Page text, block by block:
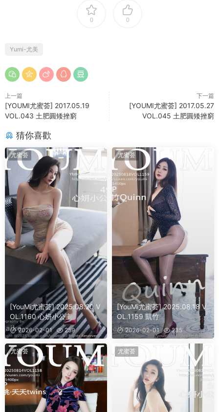
0 0
Yumi-尤美
上一篇
[YOUMI尤蜜荟] 2017.05.19
VOL.043 土肥圓矮挫窮
下一篇
[YOUMI尤蜜荟] 2017.05.27
VOL.045 土肥圓矮挫窮
猜你喜歡
尤蜜荟
[YouMi尤蜜荟] 2025.08.20 V
OL.1160 心妍小公主
2026-02-01 259
尤蜜荟
[YouMi尤蜜荟] 2025.08.18 V
OL.1159 凱竹
2026-02-01 235
尤蜜荟 尤蜜荟